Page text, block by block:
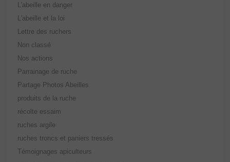
L'abeille en danger
L'abeille et la loi
Lettre des ruchers
Non classé
Nos actions
Parrainage de ruche
Partage Photos Abeilles
produits de la ruche
récolte essaim
ruches argile
ruches troncs et paniers tressés
Témoignages apiculteurs